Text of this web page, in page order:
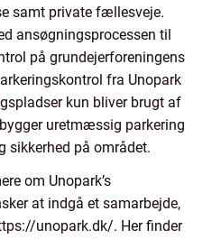
samt private fællesveje.
ansøgningsprocessen til
på grundejerforeningens
fra Unopark
kun bliver brugt af
uretmæssig parkering
sikkerhed på området.
om Unopark’s
at indgå et samarbejde,
unopark.dk/. Her finder